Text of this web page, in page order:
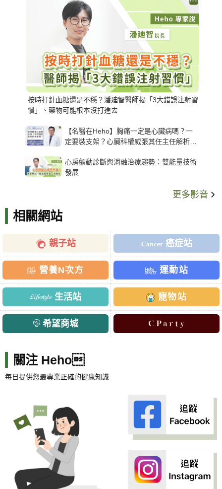
按時打針血糖還是不穩？潘廸智醫師揭「3大錯誤注射習
慣」、藥物可能根本沒打進去
【名醫在Heho】胸痛一定是心臟病嗎？一
定要裝支架？心臟科權威張其任主任解析支
心房顫動診斷與消融治療趨勢：雙能量技術
發展
更多影音
相關網站
親子站 癌症站
營養N次方 運動站
生活站 寵物站
希望商城
關注 Heho
每日提供您最專業正確的健康知識